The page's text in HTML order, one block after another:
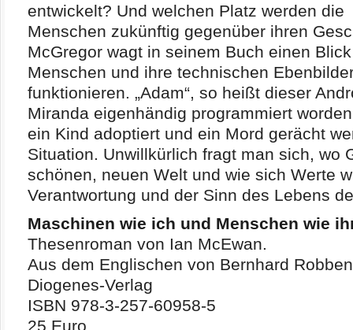
entwickelt? Und welchen Platz werden die
Menschen zukünftig gegenüber ihren
McGregor wagt in seinem Buch einen
Menschen und ihre technischen
funktionieren. „Adam“, so heißt dieser
Miranda eigenhändig programmiert
ein Kind adoptiert und ein Mord gerächt
Situation. Unwillkürlich fragt man sich, wo
schönen, neuen Welt und wie sich Werte
Verantwortung und der Sinn des Lebens
Maschinen wie ich und Menschen wie
Thesenroman von Ian McEwan.
Aus dem Englischen von Bernhard Robben
Diogenes-Verlag
ISBN 978-3-257-60958-5
25 Euro